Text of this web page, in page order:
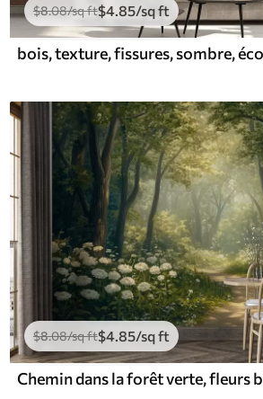
$8.08/sq ft$4.85/sq ft
$8.08/sq ft$4.85/sq ft